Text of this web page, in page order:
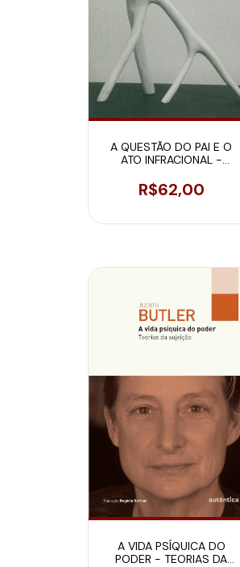
A QUESTÃO DO PAI E O
ATO INFRACIONAL -
TRASMISSÃO DO DESEJO
R$62,00
A VIDA PSÍQUICA DO
PODER - TEORIAS DA